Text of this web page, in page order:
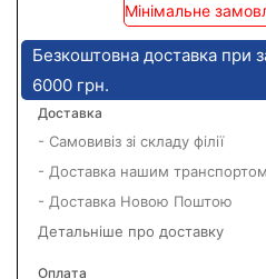
Мінімальне
Безкоштовна доставка при
6000 грн.
Доставка
- Самовивіз зі складу філії
- Доставка нашим транспортом
- Доставка Новою Поштою
Детальніше про доставку
Оплата